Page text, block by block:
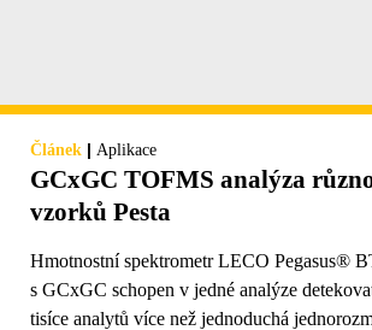
Článek | Aplikace
GCxGC TOFMS analýza
vzorků Pesta
Hmotnostní spektrometr LECO Pegasus®
s GCxGC schopen v jedné analýze detekovat o stovky nebo
tisíce analytů více než jednoduchá